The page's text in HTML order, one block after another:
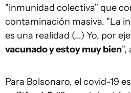
"inmunidad colectiva" que
contaminación masiva. "La
es una realidad (...) Yo, por
vacunado y estoy muy bien",
Para Bolsonaro, el covid-19